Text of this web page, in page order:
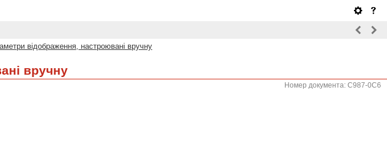
відображення, настроювані вручну
вручну
Номер документа: C987-0C6